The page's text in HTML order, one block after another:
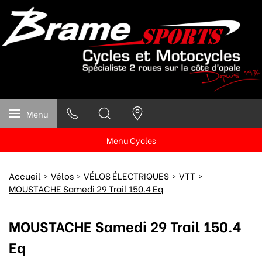
Menu
Menu Cycles
Accueil Vélos VÉLOS ÉLECTRIQUES
VTT
MOUSTACHE Samedi 29 Trail 150.4 Eq
MOUSTACHE Samedi 29 Trail 150.4
Eq